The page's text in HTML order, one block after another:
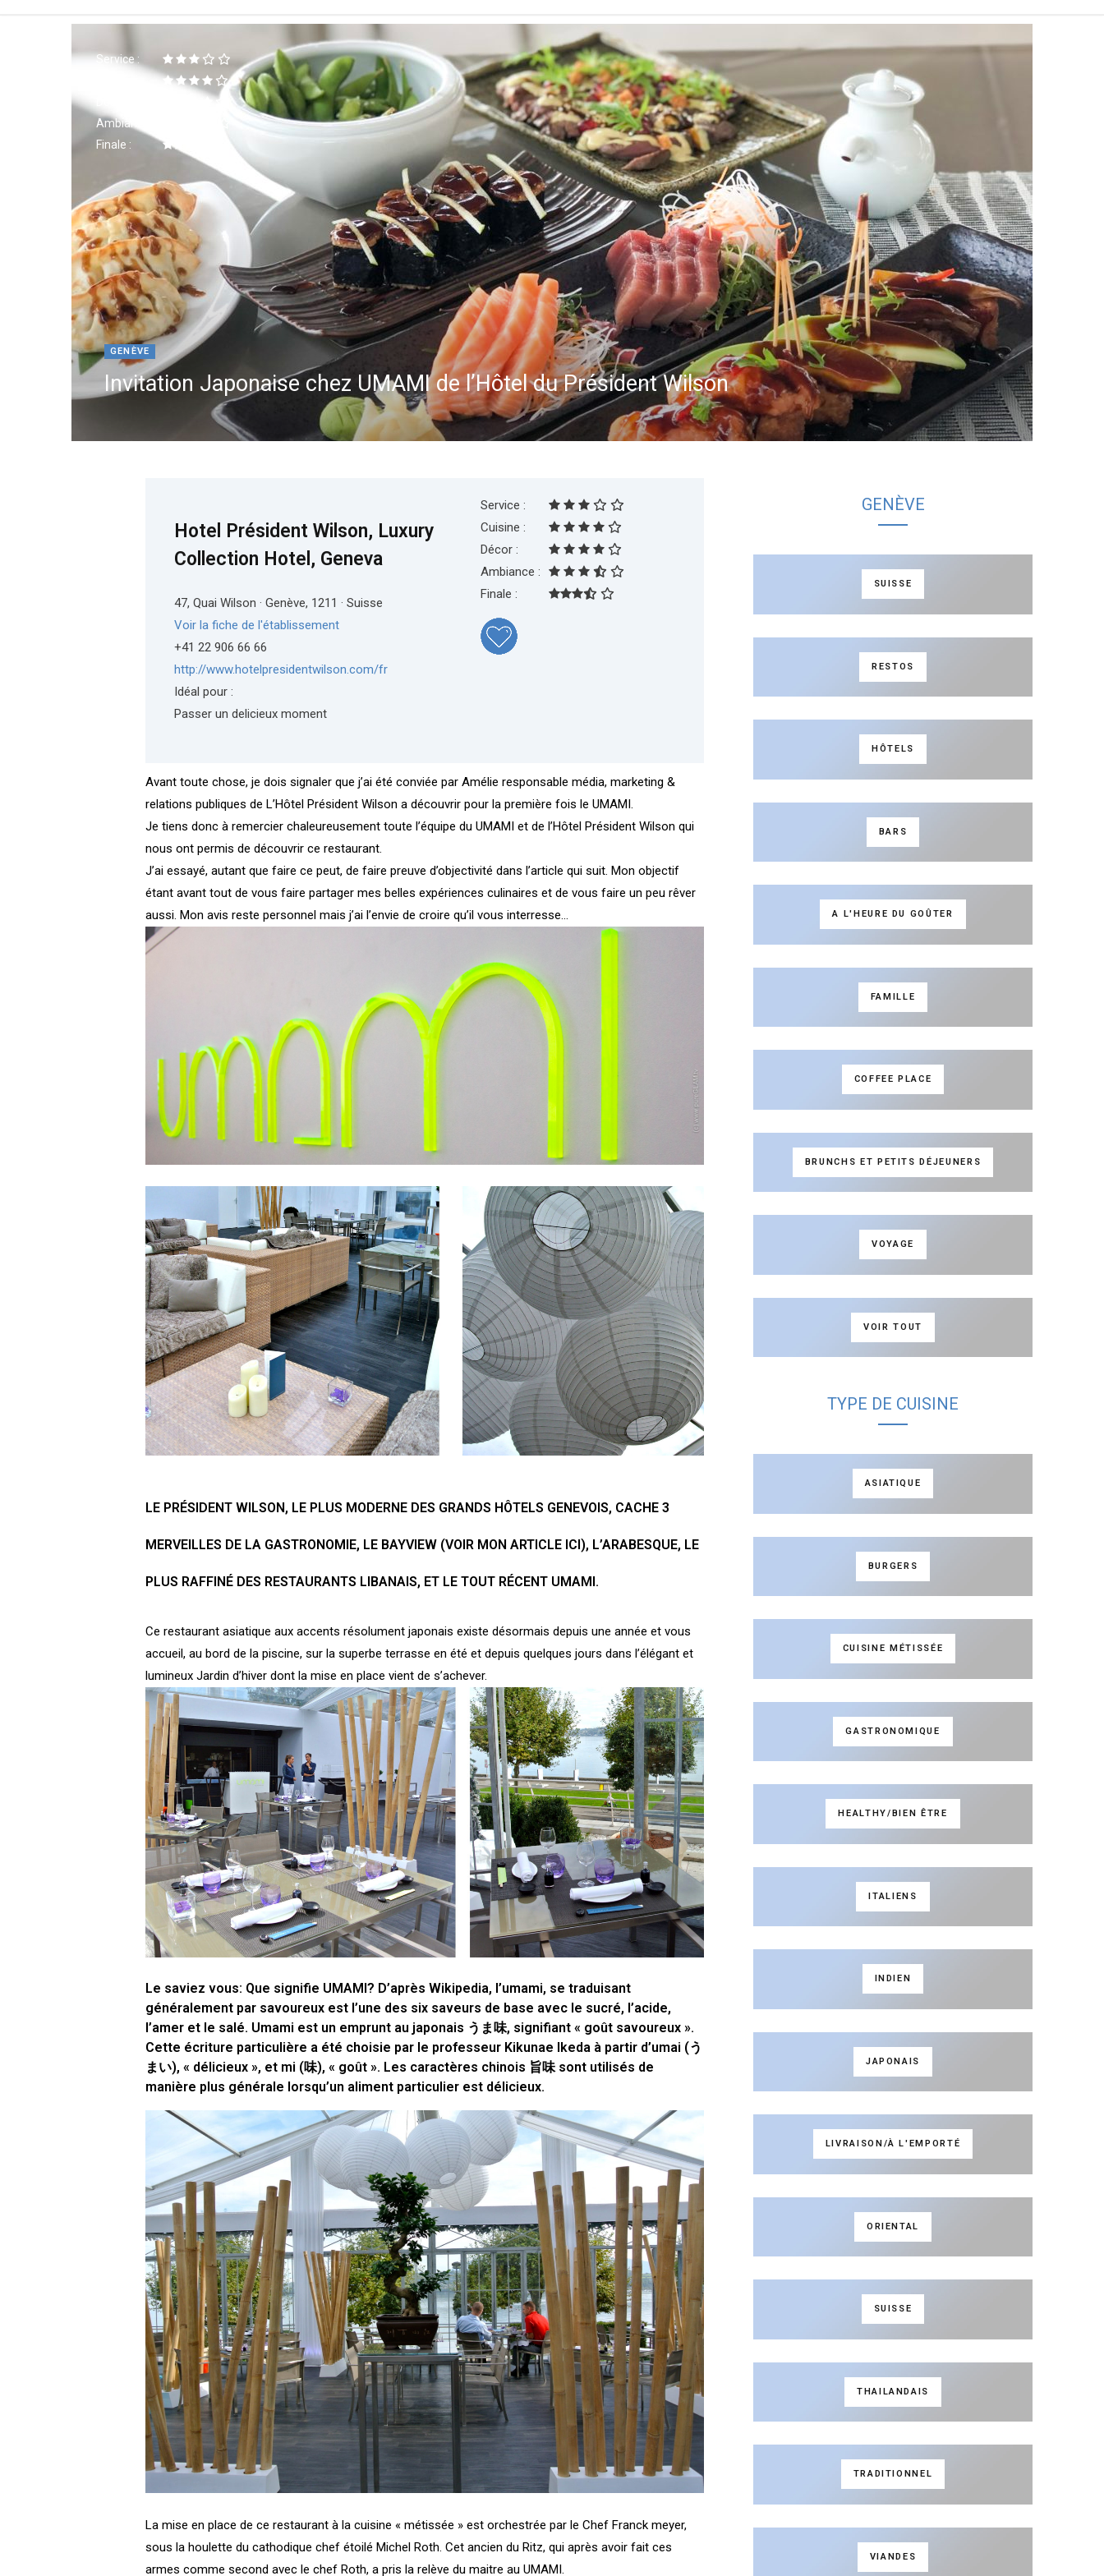
o
k
g
r
a
m
Service :
Ambiance :
Finale :
GENÈVE
Invitation Japonaise chez UMAMI de l’Hôtel du Président Wilson
Hotel Président Wilson, Luxury
Collection Hotel, Geneva
47, Quai Wilson · Genève, 1211 · Suisse
Voir la fiche de l'établissement
+41 22 906 66 66
http://www.hotelpresidentwilson.com/fr
Service :
Cuisine :
Décor :
Ambiance :
Finale :
Idéal pour :
Passer un delicieux moment
Avant toute chose, je dois signaler que j’ai été conviée par Amélie responsable média, marketing &
relations publiques de L’Hôtel Président Wilson a découvrir pour la première fois le UMAMI
Je tiens donc à remercier chaleureusement toute l’équipe du UMAMI et de l’Hôtel Président Wilson qui
nous ont permis de découvrir ce restaurant.
J’ai essayé, autant que faire ce peut, de faire preuve d’objectivité dans l’article qui suit. Mon objectif
étant avant tout de vous faire partager mes belles expériences culinaires et de vous faire un peu rêver
aussi. Mon avis reste personnel mais j’ai l’envie de croire qu’il vous interresse…
LE PRÉSIDENT WILSON , LE PLUS MODERNE DES GRANDS HÔTELS GENEVOIS, CACHE 3
MERVEILLES DE LA GASTRONOMIE, LE BAYVIEW (VOIR MON ARTICLE ICI ), L’ARABESQUE, LE
PLUS RAFFINÉ DES RESTAURANTS LIBANAIS, ET LE TOUT RÉCENT UMAMI .
Ce restaurant asiatique aux accents résolument japonais existe désormais depuis une année et vous
accueil, au bord de la piscine, sur la superbe terrasse en été et depuis quelques jours dans l’élégant et
lumineux Jardin d’hiver dont la mise en place vient de s’achever.
Le saviez vous: Que signifie UMAMI? D’après Wikipedia, l’umami, se traduisant
généralement par savoureux est l’une des six saveurs de base avec le sucré, l’acide,
l’amer et le salé. Umami est un emprunt au japonais うま味, signifiant « goût savoureux ».
Cette écriture particulière a été choisie par le professeur Kikunae Ikeda à partir d’umai (う
まい), « délicieux », et mi (味), « goût ». Les caractères chinois 旨味 sont utilisés de
manière plus générale lorsqu’un aliment particulier est délicieux.
La mise en place de ce restaurant à la cuisine « métissée » est orchestrée par le Chef Franck meyer,
sous la houlette du cathodique chef étoilé Michel Roth. Cet ancien du Ritz, qui après avoir fait ces
armes comme second avec le chef Roth, a pris la relève du maitre au UMAMI
GENÈVE
SUISSE
RESTOS
HÔTELS
BARS
A L'HEURE DU GOÛTER
FAMILLE
COFFEE PLACE
BRUNCHS ET PETITS DÉJEUNERS
VOYAGE
VOIR TOUT
TYPE DE CUISINE
ASIATIQUE
BURGERS
CUISINE MÉTISSÉE
GASTRONOMIQUE
HEALTHY/BIEN ÊTRE
ITALIENS
INDIEN
JAPONAIS
LIVRAISON/À L'EMPORTÉ
ORIENTAL
SUISSE
THAILANDAIS
TRADITIONNEL
VIANDES